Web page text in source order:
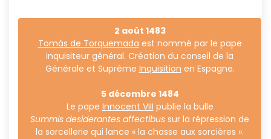
2 août 1483
Tomás de Torquemada est nommé par le pape
inquisiteur général. Création du conseil de la
Générale et Suprême Inquisition en Espagne.
5 décembre 1484
Le pape Innocent VIII publie la bulle
Summis desiderantes affectibus sur la répression de
la sorcellerie qui lance « la chasse aux sorcières ».